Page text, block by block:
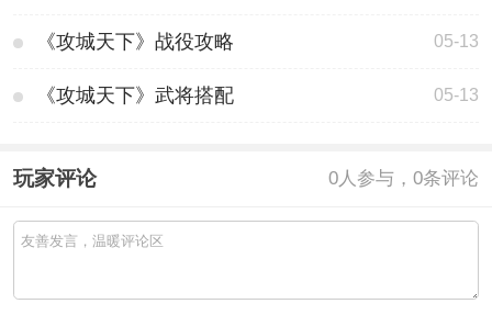
《攻城天下》战役攻略 05-13
《攻城天下》武将搭配 05-13
玩家评论 0 人参与，0条评论